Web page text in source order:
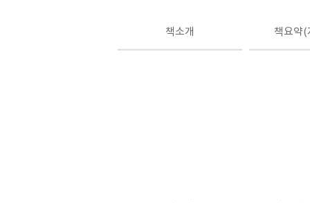
책소개 책요약(